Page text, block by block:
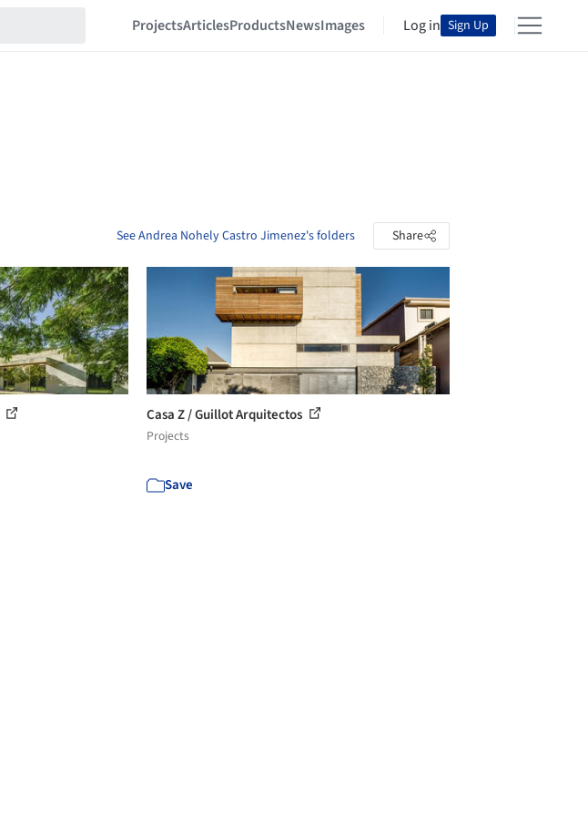
ProjectsArticlesProductsNewsImages Log in Sign Up
See Andrea Nohely Castro Jimenez's folders Share
Casa Z / Guillot Arquitectos
Projects
Save